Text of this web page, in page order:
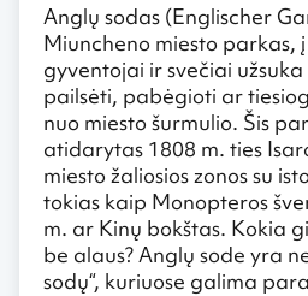
Anglų sodas (Englischer
Miuncheno miesto parkas,
gyventojai ir svečiai
pailsėti, pabėgioti ar
nuo miesto šurmulio. Šis
atidarytas 1808 m. ties
miesto žaliosios zonos su
tokias kaip Monopteros
m. ar Kinų bokštas. Kokia
be alaus? Anglų sode yra
sodų“, kuriuose galima